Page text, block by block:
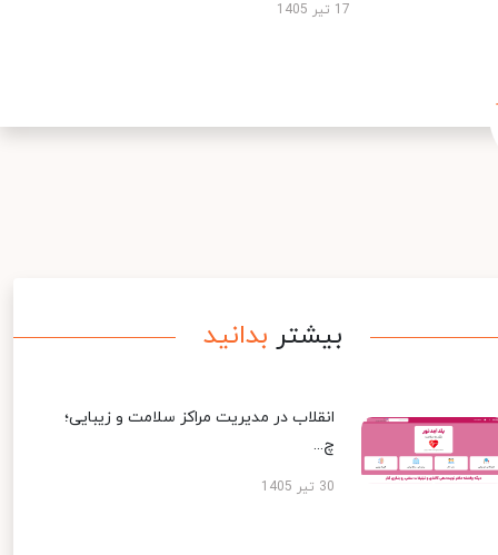
17 تیر 1405
بیشتر بدانید
انقلاب در مدیریت مراکز سلامت و زیبایی؛
چ...
30 تیر 1405